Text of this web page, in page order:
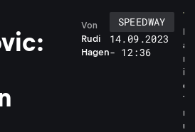
Rudi
Hagen
Von
SPEEDWAY
14.09.2023
- 12:36
M
a
r
i
o
T
r
u